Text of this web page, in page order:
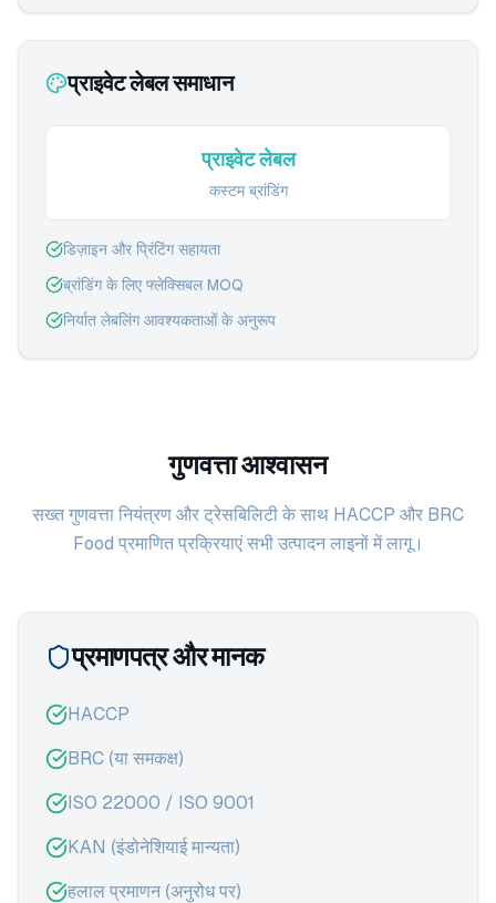
प्राइवेट लेबल समाधान
प्राइवेट लेबल
कस्टम ब्रांडिंग
डिज़ाइन और प्रिंटिंग सहायता
ब्रांडिंग के लिए फ्लेक्सिबल MOQ
निर्यात लेबलिंग आवश्यकताओं के अनुरूप
गुणवत्ता आश्वासन
सख्त गुणवत्ता नियंत्रण और ट्रेसबिलिटी के साथ HACCP और BRC
Food प्रमाणित प्रक्रियाएं सभी उत्पादन लाइनों में लागू।
प्रमाणपत्र और मानक
HACCP
BRC (या समकक्ष)
ISO 22000 / ISO 9001
KAN (इंडोनेशियाई मान्यता)
हलाल प्रमाणन (अनुरोध पर)